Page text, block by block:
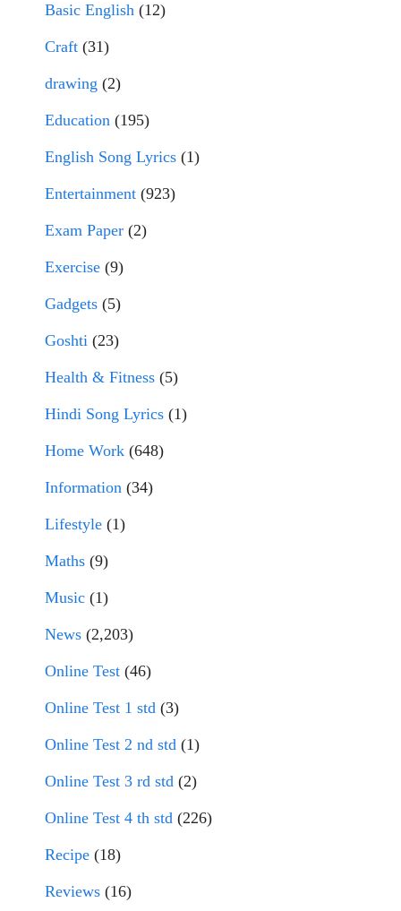
Basic English (12)
Craft (31)
drawing (2)
Education (195)
English Song Lyrics (1)
Entertainment (923)
Exam Paper (2)
Exercise (9)
Gadgets (5)
Goshti (23)
Health & Fitness (5)
Hindi Song Lyrics (1)
Home Work (648)
Information (34)
Lifestyle (1)
Maths (9)
Music (1)
News (2,203)
Online Test (46)
Online Test 1 std (3)
Online Test 2 nd std (1)
Online Test 3 rd std (2)
Online Test 4 th std (226)
Recipe (18)
Reviews (16)